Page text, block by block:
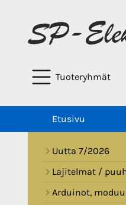
Tuoteryhmät
Etusivu
Uutta 7/2026
Lajitelmat /
Arduinot,